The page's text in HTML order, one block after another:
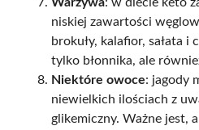
niskiej zawartości
brokuły, kalafior, sałata i
tylko błonnika, ale
Niektóre owoce: jagody
niewielkich ilościach z
glikemiczny. Ważne jest,